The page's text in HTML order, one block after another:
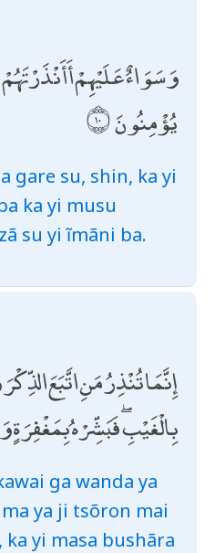
وَسَوَاءٌ عَلَيْهِمْ أَأَنْذَرْتَهُمْ
يُؤْمِنُونَ
gare su, shin, ka yi
ka yi musu
su yi ĩmãni ba.
إِنَّمَا تُنْذِرُ مَنِ اتَّبَعَ
بِالْغَيْبِ ۖ فَبَشِّرْهُ
ga wanda ya
ya ji tsõron mai
ka yi masa bushãra